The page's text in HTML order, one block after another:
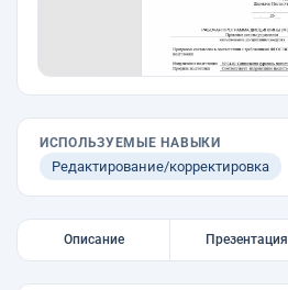
ИСПОЛЬЗУЕМЫЕ НАВЫКИ
Редактирование/корректировка
Описание Презентация